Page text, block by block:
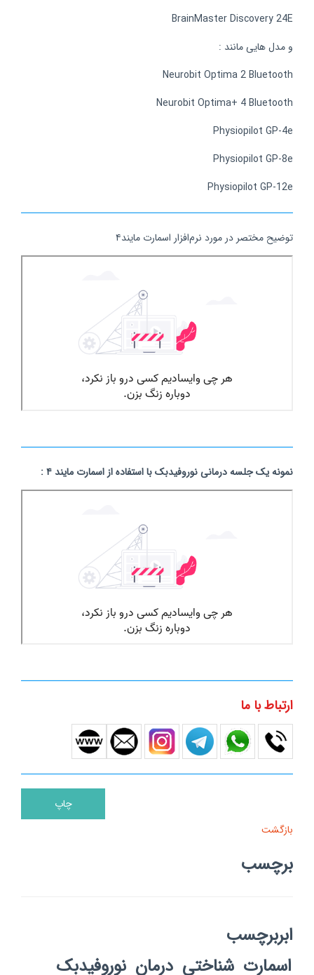
BrainMaster Discovery 24E
و مدل هایی مانند :
Neurobit Optima 2 Bluetooth
Neurobit Optima+ 4 Bluetooth
Physiopilot GP-4e
Physiopilot GP-8e
Physiopilot GP-12e
توضیح مختصر در مورد نرم‌افزار اسمارت مایند۴
نمونه یک جلسه درمانی نوروفیدبک با استفاده از اسمارت مایند ۴ :
ارتباط با ما
بازگشت
برچسب
ابربرچسب
اسمارت شناختی درمان نوروفیدبک